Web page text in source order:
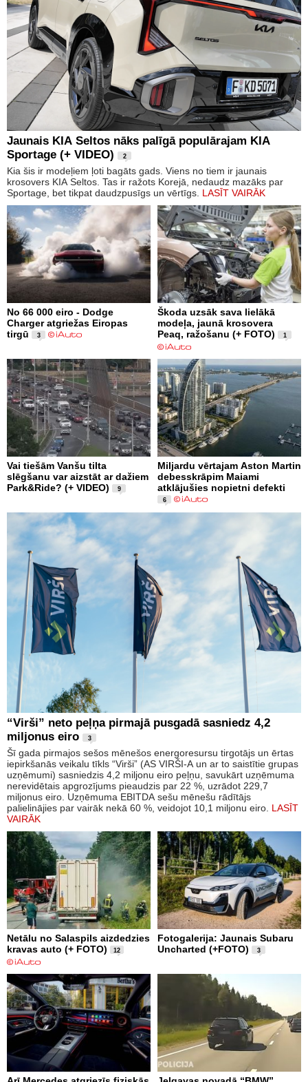
Jaunais KIA Seltos nāks palīgā populārajam KIA
Sportage (+ VIDEO)
2
Kia šis ir modeļiem ļoti bagāts gads. Viens no tiem ir jaunais
krosovers KIA Seltos. Tas ir ražots Korejā, nedaudz mazāks par
Sportage, bet tikpat daudzpusīgs un vērtīgs. LASĪT VAIRĀK
No 66 000 eiro - Dodge
Charger atgriežas Eiropas
tirgū
3
Škoda uzsāk sava lielākā
modeļa, jaunā krosovera
Peaq, ražošanu (+ FOTO)
1
Vai tiešām Vanšu tilta
slēgšanu var aizstāt ar dažiem
Park&Ride? (+ VIDEO)
9
Miljardu vērtajam Aston Martin
debesskrāpim Maiami
atklājušies nopietni defekti
6
“Virši” neto peļņa pirmajā pusgadā sasniedz 4,2
miljonus eiro
3
Šī gada pirmajos sešos mēnešos energoresursu tirgotājs un ērtas
iepirkšanās veikalu tīkls “Virši” (AS VIRŠI-A un ar to saistītie grupas
uzņēmumi) sasniedzis 4,2 miljonu eiro peļņu, savukārt uzņēmuma
nerevidētais apgrozījums pieaudzis par 22 %, uzrādot 229,7
miljonus eiro. Uzņēmuma EBITDA sešu mēnešu rādītājs
palielinājies par vairāk nekā 60 %, veidojot 10,1 miljonu eiro. LASĪT
VAIRĀK
Netālu no Salaspils aizdedzies
kravas auto (+ FOTO)
12
Fotogalerija: Jaunais Subaru
Uncharted (+FOTO)
3